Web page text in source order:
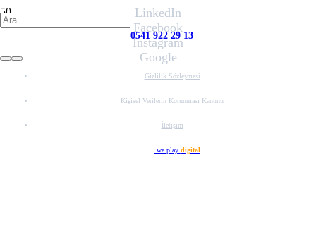
0541 922 29 13
LinkedIn
Facebook
Instagram
Google
Gizlilik Sözleşmesi
Kişisel Verilerin Korunması Kanunu
İletişim
.we play digital